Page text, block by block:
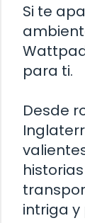
Si te
para ti.
Desde
intriga y